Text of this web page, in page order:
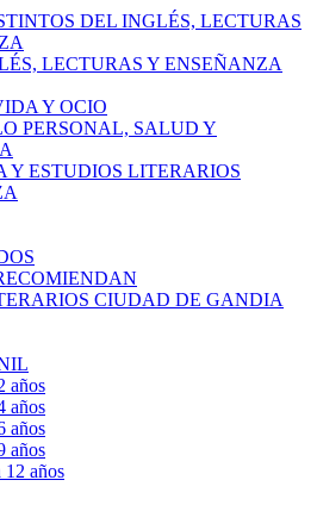
DEL INGLÉS, LECTURAS
LECTURAS Y ENSEÑANZA
Y OCIO
PERSONAL, SALUD Y
Y ESTUDIOS LITERARIOS
CIUDAD DE GANDIA
años
años
años
años
años